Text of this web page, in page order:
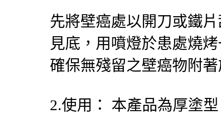
先將壁癌處以開刀或鐵
見底，用噴燈於患處燒
確保無殘留之壁癌物附
2.使用： 本產品為厚塗